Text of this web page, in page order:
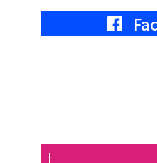
2024/05/01
2024年7月9日
東京、都市センタ